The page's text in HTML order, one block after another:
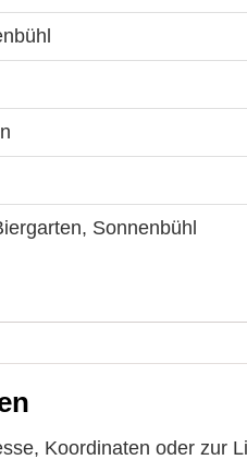
Sonnenbühl
Koordinaten oder zur